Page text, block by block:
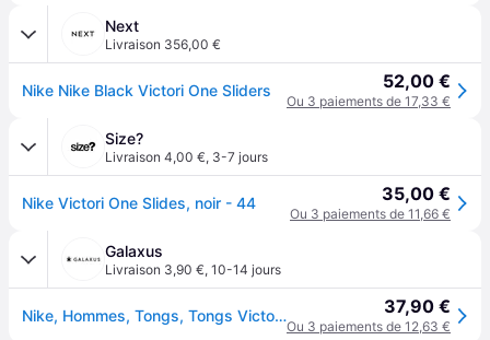
Next
Livraison 356,00 €
Nike Nike Black Victori One Sliders 52,00 €
Ou 3 paiements de 17,33 €
Size?
Livraison 4,00 €, 3-7 jours
Nike Victori One Slides, noir - 44 35,00 €
Ou 3 paiements de 11,66 €
Galaxus
Livraison 3,90 €, 10-14 jours
Nike, Hommes, Tongs, Tongs Victori One Slide, Noir, (45) 37,90 €
Ou 3 paiements de 12,63 €